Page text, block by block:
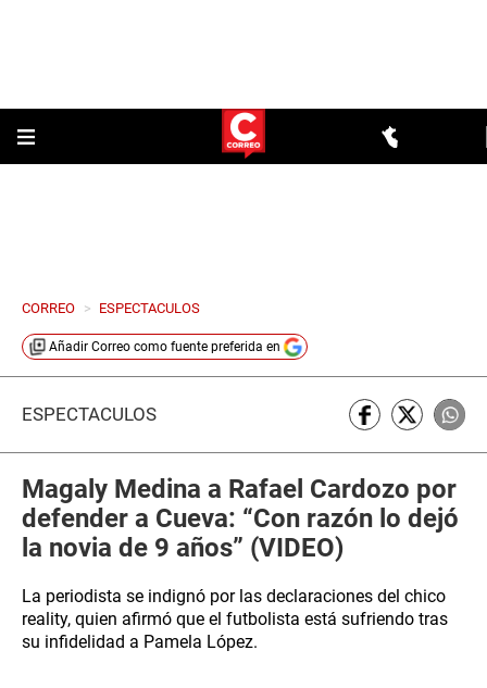
CORREO > ESPECTACULOS
Añadir Correo como fuente preferida en
ESPECTÁCULOS
Magaly Medina a Rafael Cardozo por
defender a Cueva: “Con razón lo dejó
la novia de 9 años” (VIDEO)
La periodista se indignó por las declaraciones del chico
reality, quien afirmó que el futbolista está sufriendo tras
su infidelidad a Pamela López.